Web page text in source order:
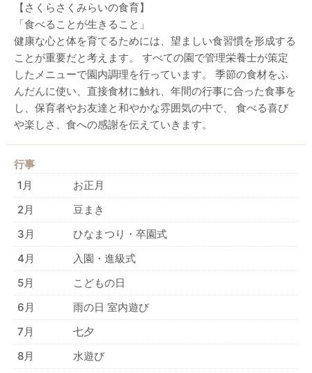
【さくらさくみらいの食育】
「食べることが生きること」
健康な心と体を育てるためには、望ましい食習慣を形成する
ことが重要だと考えます。 すべての園で管理栄養士が策定
したメニューで園内調理を行っています。 季節の食材をふ
んだんに使い、直接食材に触れ、年間の行事に合った食事を
し、保育者やお友達と和やかな雰囲気の中で、 食べる喜び
や楽しさ、食への感謝を伝えていきます。
行事
1月
お正月
2月
豆まき
3月
ひなまつり・卒園式
4月
入園・進級式
5月
こどもの日
6月
雨の日 室内遊び
7月
七夕
8月
水遊び